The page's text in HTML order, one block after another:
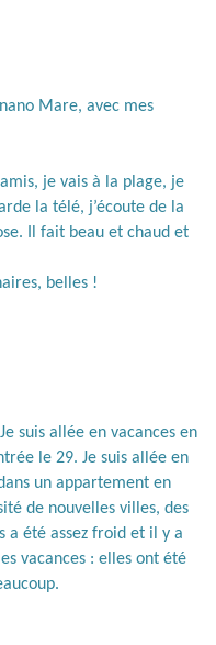
Mare, avec mes
je vais à la plage, je
la télé, j’écoute de la
Il fait beau et chaud et
belles !
suis allée en vacances en
le 29. Je suis allée en
un appartement en
de nouvelles villes, des
a été assez froid et il y a
vacances : elles ont été